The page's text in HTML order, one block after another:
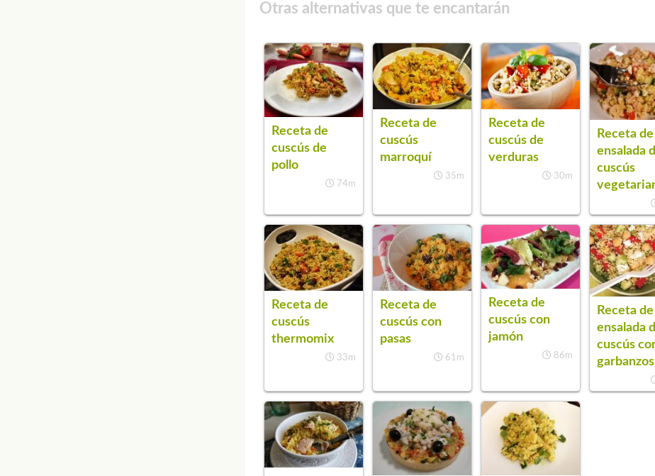
Otras alternativas que te encantarán
Receta de
cuscús de
pollo
74m
Receta de
cuscús
marroquí
35m
Receta de
cuscús de
verduras
30m
Receta de
ensalada
cuscús
Receta de
cuscús
thermomix
33m
Receta de
cuscús con
pasas
61m
Receta de
cuscús con
jamón
86m
Receta de
ensalada
cuscús
garbanzos